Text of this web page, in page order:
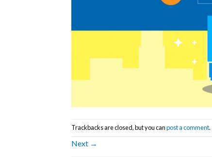
Trackbacks are closed, but you canpost a comment.
Next →